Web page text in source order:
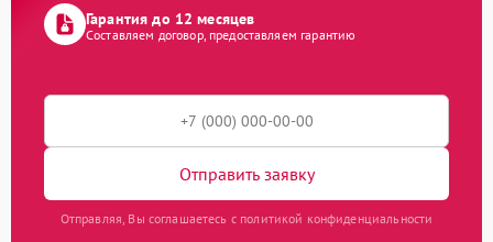
Гарантия до 12 месяцев
Составляем договор, предоставляем гарантию
Отправить заявку
Отправляя, Вы соглашаетесь с политикой конфиденциальности